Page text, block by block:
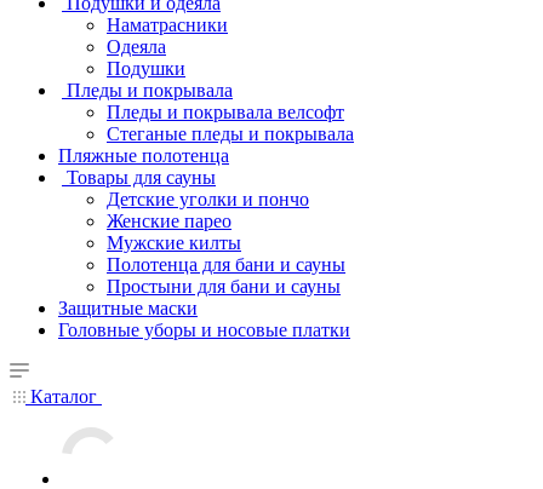
Наматрасники
Одеяла
Подушки
Пледы и покрывала
Пледы и покрывала велсофт
Стеганые пледы и покрывала
Пляжные полотенца
Товары для сауны
Детские уголки и пончо
Женские парео
Мужские килты
Полотенца для бани и сауны
Простыни для бани и сауны
Защитные маски
Головные уборы и носовые платки
Каталог